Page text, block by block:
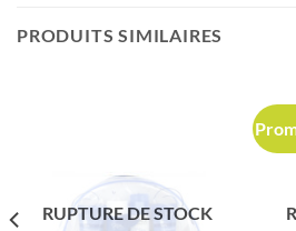
PRODUITS SIMILAIRES
RUPTURE DE STOCK